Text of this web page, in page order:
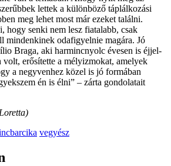
lettek a különböző táplálkozási
meg lehet most már ezeket találni.
hogy senki nem lesz fiatalabb, csak
mindenkinek odafigyelnie magára. Jó
Braga, aki harmincnyolc évesen is éjjel-
volt, erősítette a mélyizmokat, amelyek
a negyvenhez közel is jó formában
én is élni” – zárta gondolatait
vegyész